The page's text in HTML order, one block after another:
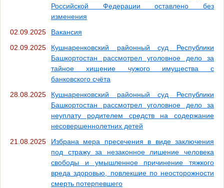
Российской Федерации оставлено без
изменения
02.09.2025
Вакансия
02.09.2025
Кушнаренковский районный суд Республики
Башкортостан рассмотрел уголовное дело за
тайное хищение чужого имущества с
банковского счёта
28.08.2025
Кушнаренковский районный суд Республики
Башкортостан рассмотрел уголовное дело за
неуплату родителем средств на содержание
несовершеннолетних детей
21.08.2025
Избрана мера пресечения в виде заключения
под стражу за незаконное лишение человека
свободы и умышленное причинение тяжкого
вреда здоровью, повлекшие по неосторожности
смерть потерпевшего